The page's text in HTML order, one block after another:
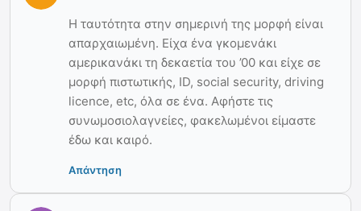
Η ταυτότητα στην σημερινή της μορφή είναι
απαρχαιωμένη. Είχα ένα γκομενάκι
αμερικανάκι τη δεκαετία του ’00 και είχε σε
μορφή πιστωτικής, ID, social security, driving
licence, etc, όλα σε ένα. Αφήστε τις
συνωμοσιολαγνείες, φακελωμένοι είμαστε
έδω και καιρό.
Απάντηση